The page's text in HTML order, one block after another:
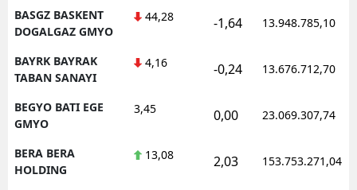
BASGZ BASKENT
DOGALGAZ GMYO
44,28 -1,64 13.948.785,10
BAYRK BAYRAK
TABAN SANAYI
4,16 -0,24 13.676.712,70
BEGYO BATI EGE
GMYO
3,45 0,00 23.069.307,74
BERA BERA
HOLDING
13,08 2,03 153.753.271,04